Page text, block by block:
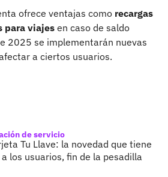
ofrece ventajas como recargas
para viajes en caso de saldo
2025 se implementarán nuevas
a ciertos usuarios.
de servicio
Tu Llave: la novedad que tiene
los usuarios, fin de la pesadilla